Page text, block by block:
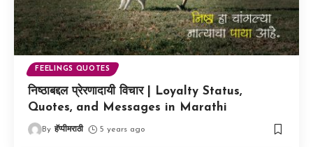
FEELINGS QUOTES
निष्ठाबद्दल प्रेरणादायी विचार | Loyalty Status,
Quotes, and Messages in Marathi
By हॅप्पीमराठी 5 years ago